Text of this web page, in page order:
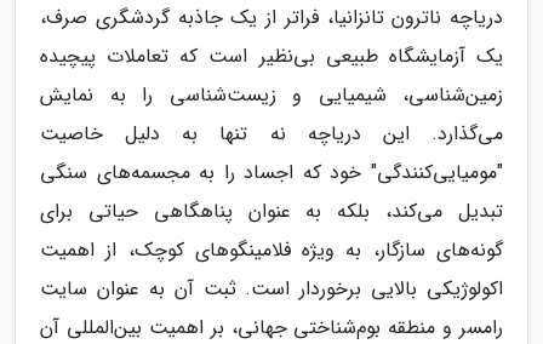
دریاچه ناترون تانزانیا، فراتر از یک جاذبه گردشگری صرف،
یک آزمایشگاه طبیعی بی‌نظیر است که تعاملات پیچیده
زمین‌شناسی، شیمیایی و زیست‌شناسی را به نمایش
می‌گذارد. این دریاچه نه تنها به دلیل خاصیت
"مومیایی‌کنندگی" خود که اجساد را به مجسمه‌های سنگی
تبدیل می‌کند، بلکه به عنوان پناهگاهی حیاتی برای
گونه‌های سازگار، به ویژه فلامینگوهای کوچک، از اهمیت
اکولوژیکی بالایی برخوردار است. ثبت آن به عنوان سایت
رامسر و منطقه بوم‌شناختی جهانی، بر اهمیت بین‌المللی آن